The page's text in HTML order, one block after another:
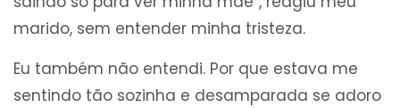
marido, sem entender minha tristeza.
Eu também não entendi. Por que estava me
sentindo tão sozinha e desamparada se adoro